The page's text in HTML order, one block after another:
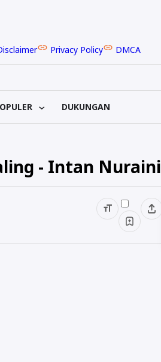
Privacy Policy DMCA
DUKUNGAN
- Intan Nuraini